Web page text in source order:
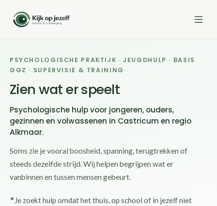
PSYCHOLOGISCHE PRAKTIJK · JEUGDHULP · BASIS
GGZ · SUPERVISIE & TRAINING
Zien wat er speelt
Psychologische hulp voor jongeren, ouders,
gezinnen en volwassenen in Castricum en regio
Alkmaar.
Soms zie je vooral boosheid, spanning, terugtrekken of
steeds dezelfde strijd. Wij helpen begrijpen wat er
vanbinnen en tussen mensen gebeurt.
Je zoekt hulp omdat het thuis, op school of in jezelf niet